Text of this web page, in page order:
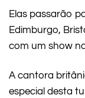
Elas passarão
Edimburgo,
com um show
A cantora
especial desta